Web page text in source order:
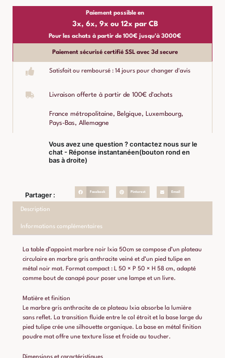
Paiement possible en
3x, 6x, 9x ou 12x par CB
Pour les achats à partir de 100€ jusqu'à 3000€
Paiement sécurisé certifié SSL avec 3d secure
Satisfait ou remboursé : 14 jours pour changer d'avis
Livraison offerte à partir de 100€ d'achats
France métropolitaine, Belgique, Luxembourg,
Pays-Bas, Allemagne
Vous avez une question ? contactez nous sur le
chat - Réponse instantanéen(bouton rond en
bas à droite)
Partager : Facebook Pinterest Email
Description
Informations complémentaires
La table d’appoint marbre noir Ixia 50cm se compose d’un plateau
circulaire en marbre gris anthracite veiné et d’un pied tulipe en
métal noir mat. Format compact : L 50 × P 50 × H 58 cm, adapté
comme bout de canapé pour poser une lampe et un livre.
Matière et finition
Le marbre gris anthracite de ce plateau Ixia absorbe la lumière
sans reflet. La transition fluide entre le col étroit et la base large du
pied tulipe crée une silhouette organique. La base en métal finition
poudre mat offre une texture lisse et froide au toucher.